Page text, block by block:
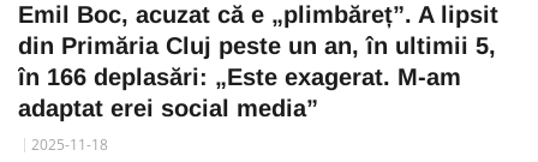
Emil Boc, acuzat că e „plimbăreț”. A lipsit
din Primăria Cluj peste un an, în ultimii 5,
în 166 deplasări: „Este exagerat. M-am
adaptat erei social media”
2025-11-18